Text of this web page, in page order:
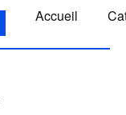
Accueil